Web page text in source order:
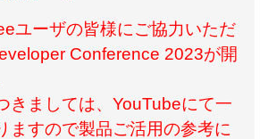
ユーザの皆様にご協力いただ
Conference 2023が開
きましては、YouTubeにて一
ますので製品ご活用の参考に